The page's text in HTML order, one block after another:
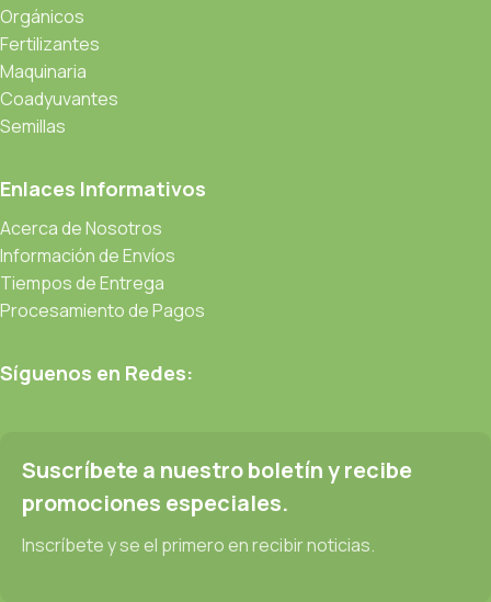
Orgánicos
Fertilizantes
Maquinaria
Coadyuvantes
Semillas
Enlaces Informativos
Acerca de Nosotros
Información de Envíos
Tiempos de Entrega
Procesamiento de Pagos
Síguenos en Redes:
Suscríbete a nuestro boletín y recibe
promociones especiales.
Inscríbete y se el primero en recibir noticias.